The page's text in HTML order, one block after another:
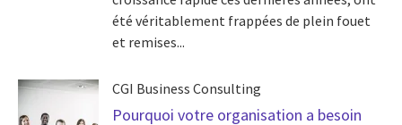
été véritablement frappées de plein fouet
et remises...
CGI Business Consulting
Pourquoi votre organisation a besoin